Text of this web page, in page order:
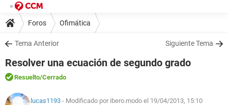
Foros Ofimática
Tema Anterior Siguiente Tema
Resolver una ecuación de segundo grado
Resuelto/Cerrado
lucas1193 - Modificado por ibero.modo el 19/04/2013, 15:10